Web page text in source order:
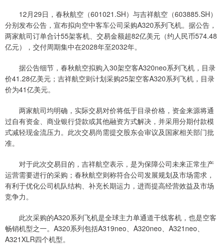
12月29日，春秋航空（601021.SH）与吉祥航空（603885.SH）
分别发布公告，宣布拟向空中客车公司采购A320系列飞机。据公告，
两家航司订单合计55架客机、交易金额超82亿美元（约人民币574.48
亿元），交付周期集中在2028年至2032年。
据公告细节，春秋航空拟购入30架空客A320neo系列飞机，目录
价41.28亿美元；吉祥航空则计划采购25架空客A320系列飞机，目录
价为41亿美元。
两家航司均明确，实际交易对价将低于目录价格，资金来源将通
过自有资金、商业银行贷款或其他融资方式解决，并采用分期付款模
式减轻现金流压力。此次交易尚需提交股东会审议及国家相关部门批
准。
对于此次交易目的，吉祥航空表示，是为保障公司未来正常生产
运营需要进行的采购；春秋航空则称符合公司发展规划及市场需求，
有利于优化公司机队结构、补充长期运力，进而提高经营效益及市场
竞争力。
此次采购的A320系列飞机是全球主力单通道干线客机，也是空客
畅销机型之一。A320系列包括A319neo、A320neo、A321neo、
A321XLR四个机型。